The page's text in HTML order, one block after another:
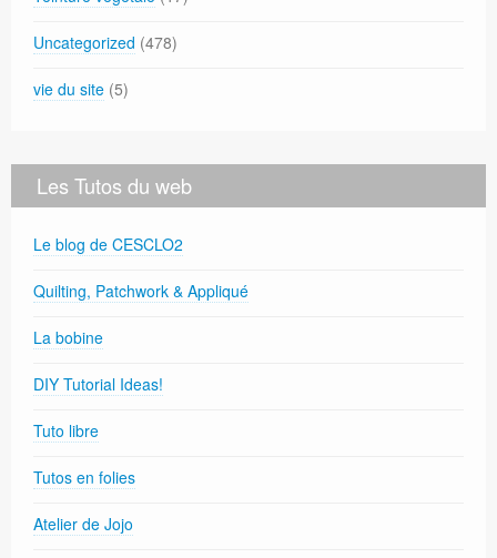
Uncategorized (478)
vie du site (5)
Les Tutos du web
Le blog de CESCLO2
Quilting, Patchwork & Appliqué
La bobine
DIY Tutorial Ideas!
Tuto libre
Tutos en folies
Atelier de Jojo